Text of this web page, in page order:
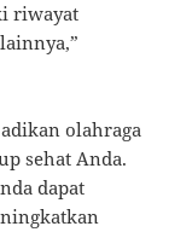
riwayat
olahraga
sehat Anda.
dapat